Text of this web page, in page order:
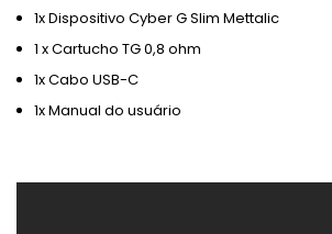
1x Dispositivo Cyber ​​G Slim Mettalic
1 x Cartucho TG 0,8 ohm
1x Cabo USB-C
1x Manual do usuário